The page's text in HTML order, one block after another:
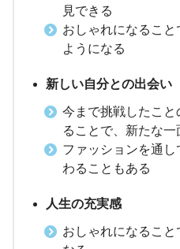
見できる
おしゃれになるこ
ようになる
新しい自分との出会い
今まで挑戦したこ
ることで、新たな一
ファッションを通
わることもある
人生の充実感
おしゃれになること